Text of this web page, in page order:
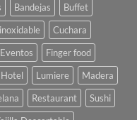
Bandejas
Buffet
Cuchara
Eventos
Finger food
Hotel Lumiere
Madera
Restaurant
Sushi